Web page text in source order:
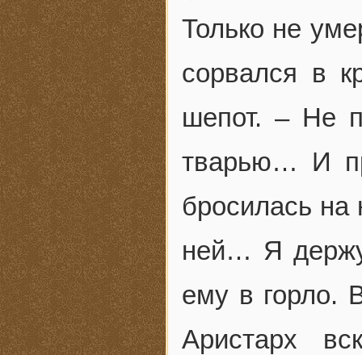
Только не
сорвался в
шепот. – Не
тварью… И
бросилась
ней… Я
ему в горло.
Аристарх